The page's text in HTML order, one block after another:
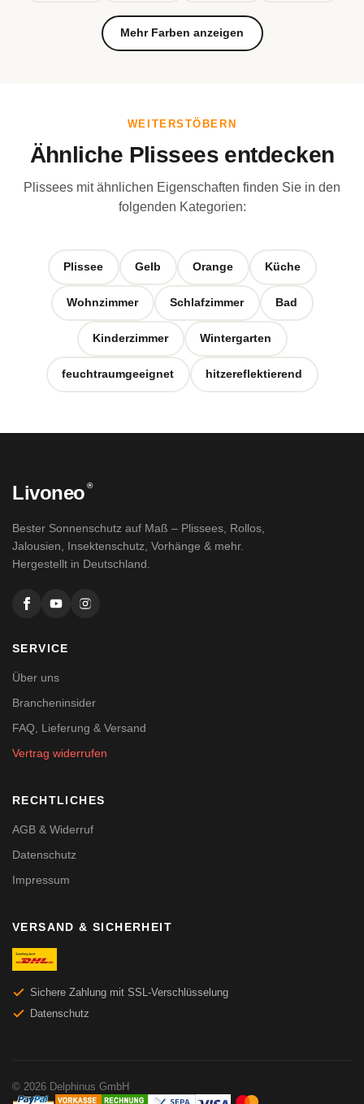
Mehr Farben anzeigen
WEITERSTÖBERN
Ähnliche Plissees entdecken
Plissees mit ähnlichen Eigenschaften finden Sie in den
folgenden Kategorien:
Plissee Gelb Orange Küche
Wohnzimmer Schlafzimmer Bad
Kinderzimmer Wintergarten
feuchtraumgeeignet hitzereflektierend
Livoneo ®
Bester Sonnenschutz auf Maß – Plissees, Rollos,
Jalousien, Insektenschutz, Vorhänge & mehr.
Hergestellt in Deutschland.
SERVICE
Über uns
Brancheninsider
FAQ, Lieferung & Versand
Vertrag widerrufen
RECHTLICHES
AGB & Widerruf
Datenschutz
Impressum
VERSAND & SICHERHEIT
Sichere Zahlung mit SSL-Verschlüsselung
Datenschutz
© 2026 Delphinus GmbH